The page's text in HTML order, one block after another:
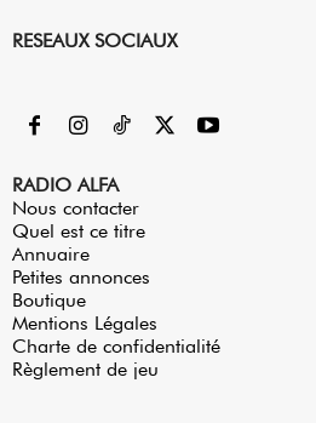
RESEAUX SOCIAUX
RADIO ALFA
Nous contacter
Quel est ce titre
Annuaire
Petites annonces
Boutique
Mentions Légales
Charte de confidentialité
Règlement de jeu